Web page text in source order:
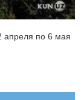
апреля по 6 мая